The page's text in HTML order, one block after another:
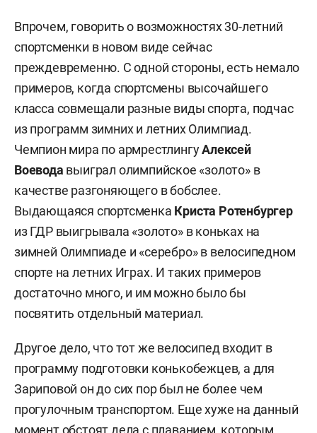
Впрочем, говорить о возможностях 30-летний
спортсменки в новом виде сейчас
преждевременно. С одной стороны, есть немало
примеров, когда спортсмены высочайшего
класса совмещали разные виды спорта, подчас
из программ зимних и летних Олимпиад.
Чемпион мира по армрестлингуАлексей
Воевода выиграл олимпийское «золото» в
качестве разгоняющего в бобслее.
Выдающаяся спортсменка Криста Ротенбургер
из ГДР выигрывала «золото» в коньках на
зимней Олимпиаде и «серебро» в велосипедном
спорте на летних Играх. И таких примеров
достаточно много, и им можно было бы
посвятить отдельный материал.
Другое дело, что тот же велосипед входит в
программу подготовки конькобежцев, а для
Зариповой он до сих пор был не более чем
прогулочным транспортом. Еще хуже на данный
момент обстоят дела с плаванием, которым